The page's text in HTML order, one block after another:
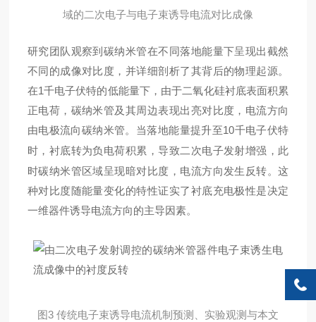
域的二次电子与电子束诱导电流对比成像
研究团队观察到碳纳米管在不同落地能量下呈现出截然
不同的成像对比度，并详细剖析了其背后的物理起源。
在1千电子伏特的低能量下，由于二氧化硅衬底表面积累
正电荷，碳纳米管及其周边表现出亮对比度，电流方向
由电极流向碳纳米管。当落地能量提升至10千电子伏特
时，衬底转为负电荷积累，导致二次电子发射增强，此
时碳纳米管区域呈现暗对比度，电流方向发生反转。这
种对比度随能量变化的特性证实了衬底充电极性是决定
一维器件诱导电流方向的主导因素。
图3 传统电子束诱导电流机制预测、实验观测与本文